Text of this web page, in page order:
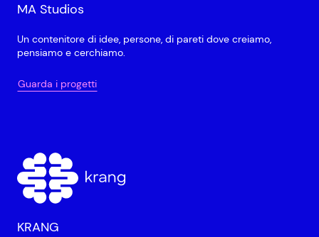
MA Studios
Un contenitore di idee, persone, di pareti dove creiamo,
pensiamo e cerchiamo.
Guarda i progetti
KRANG